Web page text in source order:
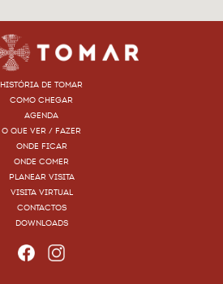
HISTÓRIA DE TOMAR
COMO CHEGAR
AGENDA
O QUE VER / FAZER
ONDE FICAR
ONDE COMER
PLANEAR VISITA
VISITA VIRTUAL
CONTACTOS
DOWNLOADS